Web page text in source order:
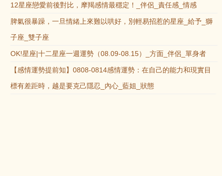
12星座戀愛前後對比，摩羯感情最穩定！_伴侶_責任感_情感
脾氣很暴躁，一旦情緒上來難以哄好，別輕易招惹的星座_給予_獅
子座_雙子座
OK!星座|十二星座一週運勢（08.09-08.15）_方面_伴侶_單身者
【感情運勢提前知】0808-0814感情運勢：在自己的能力和現實目
標有差距時，越是要克己隱忍_內心_藍姐_狀態